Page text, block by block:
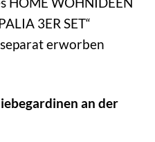
3ER SET“
erworben
an der